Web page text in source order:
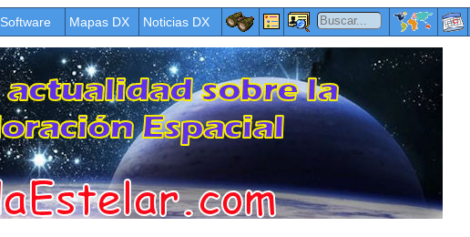
Software Mapas DX Noticias DX